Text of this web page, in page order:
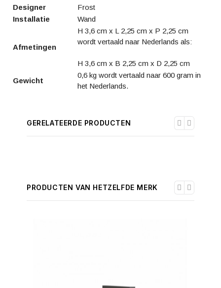
Designer
Frost
Installatie
Wand
Afmetingen
H 3,6 cm x L 2,25 cm x P 2,25 cm
wordt vertaald naar Nederlands als:
H 3,6 cm x B 2,25 cm x D 2,25 cm
Gewicht
0,6 kg wordt vertaald naar 600 gram in
het Nederlands.
GERELATEERDE PRODUCTEN
PRODUCTEN VAN HETZELFDE MERK